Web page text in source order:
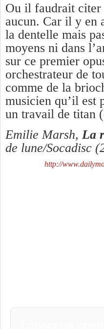
Ou il faudrait citer
aucun. Car il y en
la dentelle mais
moyens ni dans
sur ce premier
orchestrateur de
comme de la
musicien qu’il est
un travail de titan
Emilie Marsh, La
de lune/Socadisc
http://